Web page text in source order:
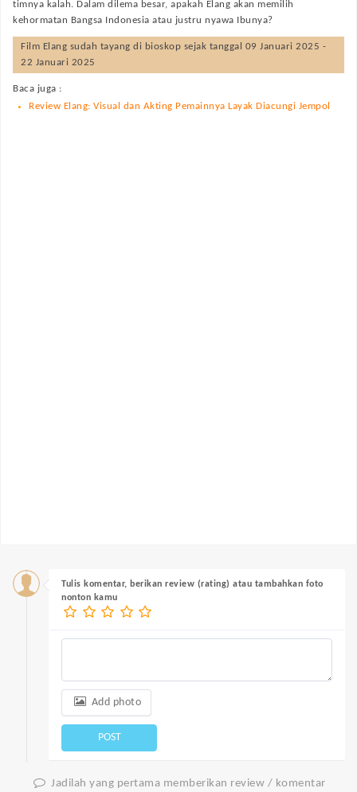
timnya kalah. Dalam dilema besar, apakah Elang akan memilih
kehormatan Bangsa Indonesia atau justru nyawa Ibunya?
Film Elang sudah tayang di bioskop sejak tanggal 09 Januari 2025 -
22 Januari 2025
Baca juga :
Review Elang: Visual dan Akting Pemainnya Layak Diacungi Jempol
Tulis komentar, berikan review (rating) atau tambahkan foto
nonton kamu
Add photo
POST
Jadilah yang pertama memberikan review / komentar